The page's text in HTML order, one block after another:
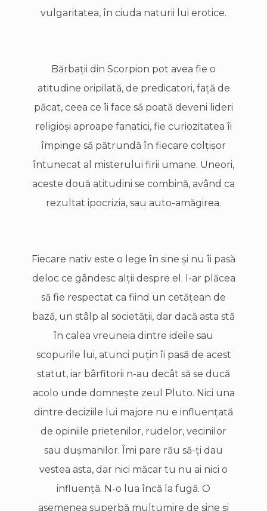
vulgaritatea, în ciuda naturii lui erotice.
Bărbaţii din Scorpion pot avea fie o
atitudine oripilată, de predicatori, faţă de
păcat, ceea ce îi face să poată deveni lideri
religioşi aproape fanatici, fie curiozitatea îi
împinge să pătrundă în fiecare colţişor
întunecat al misterului firii umane. Uneori,
aceste două atitudini se combină, având ca
rezultat ipocrizia, sau auto-amăgirea.
Fiecare nativ este o lege în sine şi nu îi pasă
deloc ce gândesc alţii despre el. I-ar plăcea
să fie respectat ca fiind un cetăţean de
bază, un stâlp al societăţii, dar dacă asta stă
în calea vreuneia dintre ideile sau
scopurile lui, atunci puţin îi pasă de acest
statut, iar bârfitorii n-au decât să se ducă
acolo unde domneşte zeul Pluto. Nici una
dintre deciziile lui majore nu e influenţată
de opiniile prietenilor, rudelor, vecinilor
sau duşmanilor. Îmi pare rău să-ţi dau
vestea asta, dar nici măcar tu nu ai nici o
influenţă. N-o lua încă la fugă. O
asemenea superbă mulţumire de sine şi